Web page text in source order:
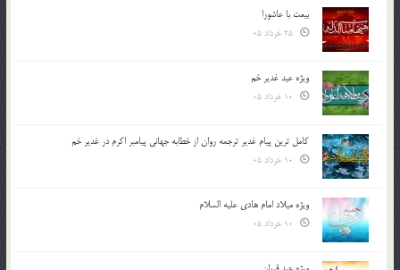
بیعت با عاشورا
ویژه عید غدیر خم
کامل ترین پیام غدیر ترجمه روان از خطابه جهانی پیامبر اکرم در غدیر خم
ویژه میلاد امام هادی علیه السلام